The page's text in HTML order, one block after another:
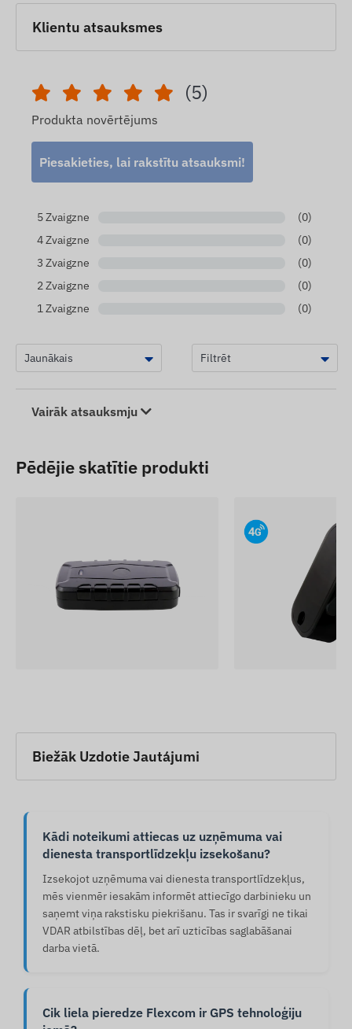
Klientu atsauksmes
(5)
Produkta novērtējums
Piesakieties, lai rakstītu atsauksmi!
5 Zvaigzne
(0)
4 Zvaigzne
(0)
3 Zvaigzne
(0)
2 Zvaigzne
(0)
1 Zvaigzne
(0)
Vairāk atsauksmju
Pēdējie skatītie produkti
Biežāk Uzdotie Jautájumi
Kādi noteikumi attiecas uz uzņēmuma vai
dienesta transportlīdzekļu izsekošanu?
Izsekojot uzņēmuma vai dienesta transportlīdzekļus,
mēs vienmēr iesakām informēt attiecīgo darbinieku un
saņemt viņa rakstisku piekrišanu. Tas ir svarīgi ne tikai
VDAR atbilstības dēļ, bet arī uzticības saglabāšanai
darba vietā.
Cik liela pieredze Flexcom ir GPS tehnoloģiju